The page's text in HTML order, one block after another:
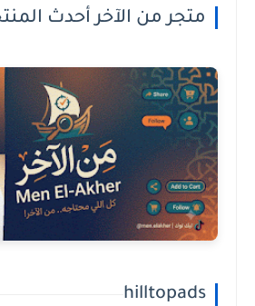
متجر من الآخر أحدث
hilltopads